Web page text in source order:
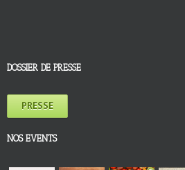
DOSSIER DE PRESSE
PRESSE
NOS EVENTS